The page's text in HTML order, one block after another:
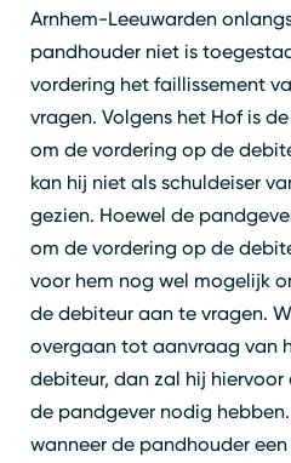
Arnhem-Leeuwarden
pandhouder niet is
vordering het faillissement
vragen. Volgens het Hof is
om de vordering op de
kan hij niet als schuldeiser
gezien. Hoewel de
om de vordering op de
voor hem nog wel mogelijk
de debiteur aan te vragen.
overgaan tot aanvraag van
debiteur, dan zal hij
de pandgever nodig
wanneer de pandhouder
Zoeken Sluiten